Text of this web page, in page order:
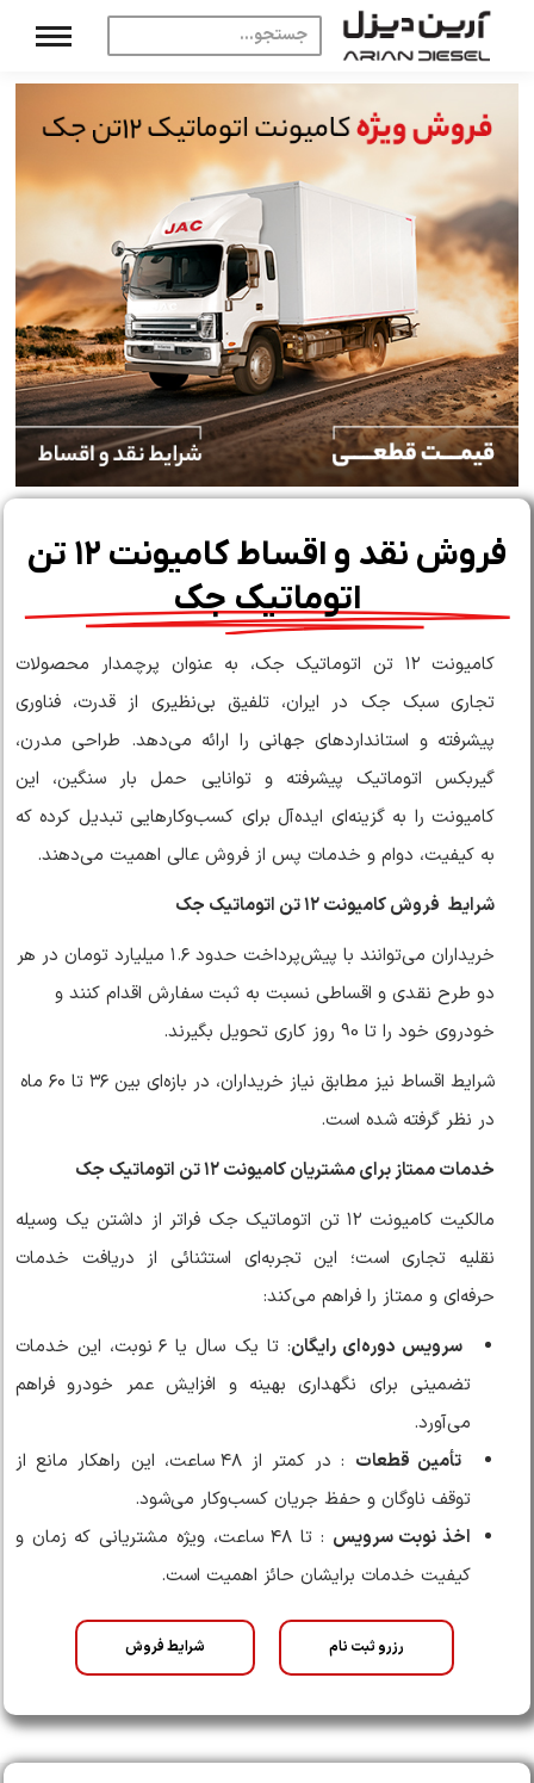
فروش نقد و اقساط کامیونت ۱۲ تن
اتوماتیک جک
کامیونت ۱۲ تن اتوماتیک جک، به عنوان پرچمدار محصولات
تجاری سبک جک در ایران، تلفیق بی‌نظیری از قدرت، فناوری
پیشرفته و استانداردهای جهانی را ارائه می‌دهد. طراحی مدرن،
گیربکس اتوماتیک پیشرفته و توانایی حمل بار سنگین، این
کامیونت را به گزینه‌ای ایده‌آل برای کسب‌وکارهایی تبدیل کرده که
به کیفیت، دوام و خدمات پس از فروش عالی اهمیت می‌دهند.
شرایط فروش کامیونت ۱۲ تن اتوماتیک جک
خریداران می‌توانند با پیش‌پرداخت حدود ۱.۶ میلیارد تومان در هر
دو طرح نقدی و اقساطی نسبت به ثبت سفارش اقدام کنند و
خودروی خود را تا 90 روز کاری تحویل بگیرند.
شرایط اقساط نیز مطابق نیاز خریداران، در بازه‌ای بین ۳۶ تا ۶۰ ماه
در نظر گرفته شده است.
خدمات ممتاز برای مشتریان کامیونت ۱۲ تن اتوماتیک جک
مالکیت کامیونت ۱۲ تن اتوماتیک جک فراتر از داشتن یک وسیله
نقلیه تجاری است؛ این تجربه‌ای استثنائی از دریافت خدمات
حرفه‌ای و ممتاز را فراهم می‌کند:
سرویس دوره‌ای رایگان
: تا یک سال یا ۶ نوبت، این خدمات
تضمینی برای نگهداری بهینه و افزایش عمر خودرو فراهم
می‌آورد.
تأمین قطعات
: در کمتر از ۴۸ ساعت، این راهکار مانع از
توقف ناوگان و حفظ جریان کسب‌وکار می‌شود.
اخذ نوبت سرویس
: تا ۴۸ ساعت، ویژه مشتریانی که زمان و
کیفیت خدمات برایشان حائز اهمیت است.
رزرو ثبت نام شرایط فروش